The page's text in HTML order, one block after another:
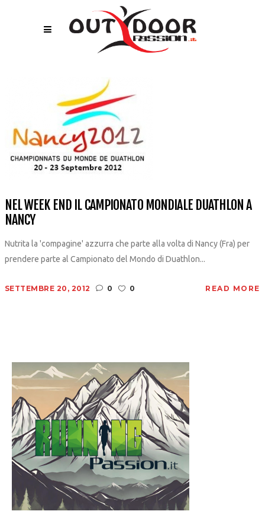
NEL WEEK END IL CAMPIONATO MONDIALE DUATHLON A
NANCY
Nutrita la 'compagine' azzurra che parte alla volta di Nancy (Fra) per
prendere parte al Campionato del Mondo di Duathlon...
SETTEMBRE 20, 2012 0 0 READ MORE